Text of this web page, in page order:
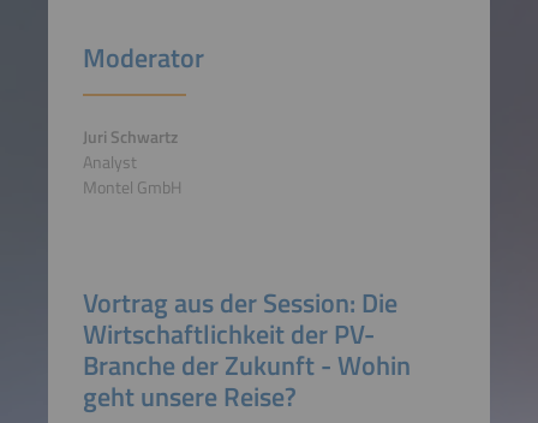
Moderator
Juri Schwartz
Analyst
Montel GmbH
Vortrag aus der Session: Die
Wirtschaftlichkeit der PV-
Branche der Zukunft - Wohin
geht unsere Reise?